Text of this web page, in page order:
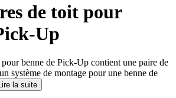
de toit pour
Up
benne de Pick-Up contient une paire de
système de montage pour une benne de
la suite